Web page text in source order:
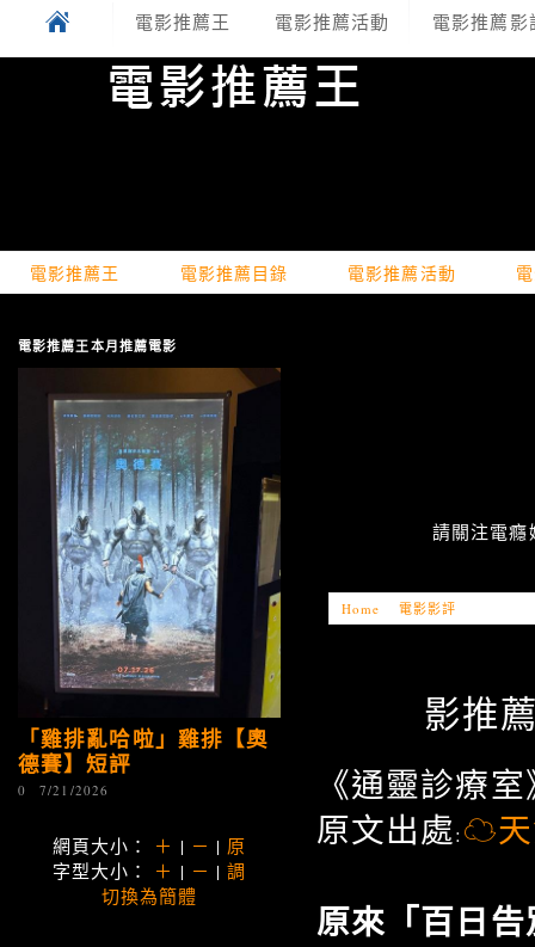
電影推薦王 電影推薦活動 電影推薦影
電影推薦王 電影推薦目錄 電影推薦活動
請關注電
Home 電影影評
影推
《通靈診療
原文出處:☁天
原來「百日
電影推薦王本月推薦電影
「雞排亂哈啦」雞排【奧
德賽】短評
0 7/21/2026
網頁大小： ＋ | － | 原
字型大小： ＋ | － |調
切換為簡體